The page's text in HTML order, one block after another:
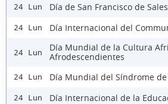
24 Lun Día de San Francisco de Sales
24 Lun Día Internacional del
24 Lun
Día Mundial de la Cultura
Afrodescendientes
24 Lun Día Mundial del Síndrome
24 Lun Día Internacional de la